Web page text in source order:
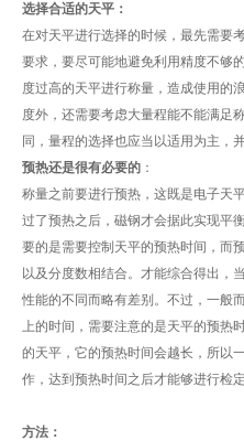
选择合适的天平：
在对天平进行选择的时候，最先需要
要求，要尽可能地避免利用精度不够
度过高的天平进行称量，造成使用的
度外，还需要考虑大量程能不能满足
同，量程的选择也应当以适用为主，
预热还是很有必要的 ：
称量之前要进行预热，这既是电子天
过了预热之后，磁钢才会据此实现平
要的是需要控制天平的预热时间，而
以及分度数相结合。才能综合得出，
性能的不同而略有差别。不过，一般
上的时间，需要注意的是天平的预热
的天平，它的预热时间会越长，所以
作，达到预热时间之后才能够进行检定
方法：